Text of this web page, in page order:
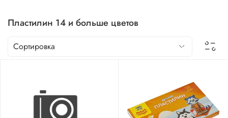
Пластилин 14 и больше цветов